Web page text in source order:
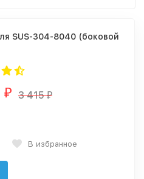
SUS-304-8040 (боковой
₽ 3 415₽
В избранное